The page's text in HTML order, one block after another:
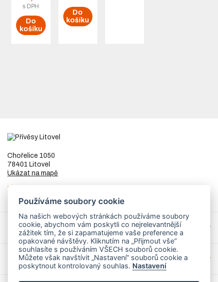
s DPH
Do
košíku
Do
košíku
Chořelice 1050
78401 Litovel
Ukázat na mapě
IČ
DIČCZ8253255307
Přívěsy a náhradní díly
Servis
Používáme soubory cookie
Na našich webových stránkách používáme soubory
cookie, abychom vám poskytli co nejrelevantnější
zážitek tím, že si zapamatujeme vaše preference a
opakované návštěvy. Kliknutím na „Přijmout vše“
souhlasíte s používáním VŠECH souborů cookie.
Můžete však navštívit „Nastavení“ souborů cookie a
poskytnout kontrolovaný souhlas. Nastavení